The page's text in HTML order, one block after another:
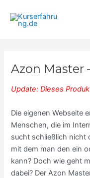
Inhalt
springen
Azon Master
Update: Dieses
Die eigenen Webseite
Menschen, die im
sucht schließlich nicht
mit dem man den ein
kann? Doch wie geht
dabei? Der Azon